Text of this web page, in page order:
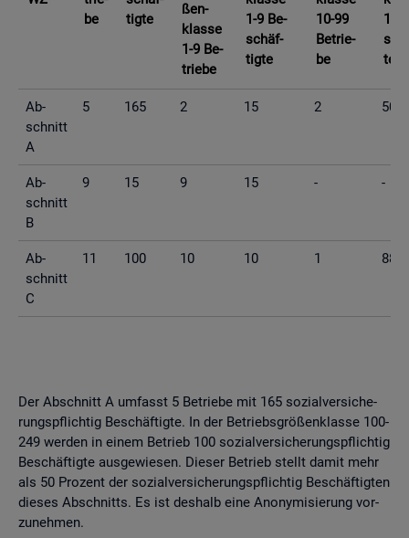
be
tig­te
ßen­
klas­se
1-9 Be­
trie­be
1-9 Be­
schäf­
tig­te
10-99
Be­trie­
be
10-
te
Ab­
schnitt
A
5 165 2 15 2 50
Ab­
schnitt
B
9 15 9 15 - -
Ab­
schnitt
C
11 100 10 10 1 88
Der Ab­schnitt A um­fasst 5 Be­trie­be mit 165 so­zi­al­ver­si­che­
rungs­pflich­tig Be­schäf­tig­te. In der Be­triebs­grö­ßen­klas­se 100-
249 wer­den in einem Be­trieb 100 so­zi­al­ver­si­che­rungs­pflich­tig
Be­schäf­tig­te aus­ge­wie­sen. Die­ser Be­trieb stellt damit mehr
als 50 Pro­zent der so­zi­al­ver­si­che­rungs­pflich­tig Be­schäf­tig­ten
die­ses Ab­schnitts. Es ist des­halb eine An­ony­mi­sie­rung vor­
zu­neh­men.